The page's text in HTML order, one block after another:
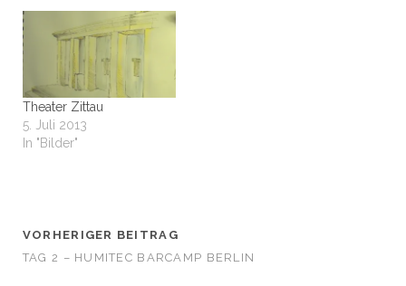
Theater Zittau
5. Juli 2013
In "Bilder"
VORHERIGER BEITRAG
TAG 2 – HUMITEC BARCAMP BERLIN